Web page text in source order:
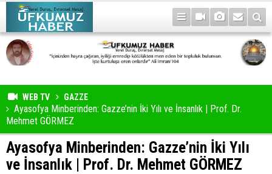
WEB TV GAZZE
Ayasofya Minberinden: Gazze’nin İki Yılı ve İnsanlık | Prof. Dr.
Mehmet GÖRMEZ
Ayasofya Minberinden: Gazze’nin İki Yılı
ve İnsanlık | Prof. Dr. Mehmet GÖRMEZ